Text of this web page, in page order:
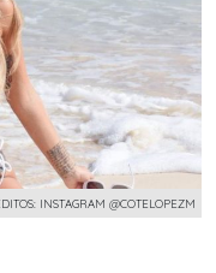
INSTAGRAM @COTELOPEZM